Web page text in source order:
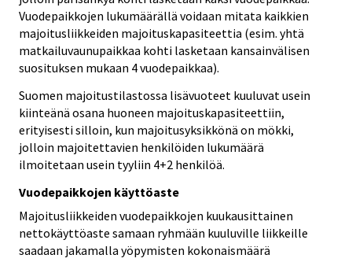
Vuodepaikkojen lukumäärällä voidaan mitata kaikkien
majoitusliikkeiden majoituskapasiteettia (esim. yhtä
matkailuvaunupaikkaa kohti lasketaan kansainvälisen
suosituksen mukaan 4 vuodepaikkaa).
Suomen majoitustilastossa lisävuoteet kuuluvat usein
kiinteänä osana huoneen majoituskapasiteettiin,
erityisesti silloin, kun majoitusyksikkönä on mökki,
jolloin majoitettavien henkilöiden lukumäärä
ilmoitetaan usein tyyliin 4+2 henkilöä.
Vuodepaikkojen käyttöaste
Majoitusliikkeiden vuodepaikkojen kuukausittainen
nettokäyttöaste samaan ryhmään kuuluville liikkeille
saadaan jakamalla yöpymisten kokonaismäärä